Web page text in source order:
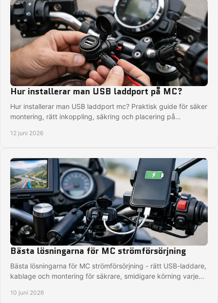
Hur installerar man USB laddport på MC?
Hur installerar man USB laddport mc? Praktisk guide för säker
montering, rätt inkoppling, säkring och placering på
12 juni 2026
Bästa lösningarna för MC strömförsörjning
Bästa lösningarna för MC strömförsörjning - rätt USB-laddare,
kablage och montering för säkrare, smidigare körning varje
10 juni 2026